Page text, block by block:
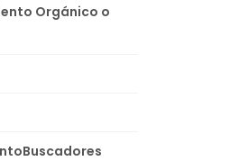
Orgánico o